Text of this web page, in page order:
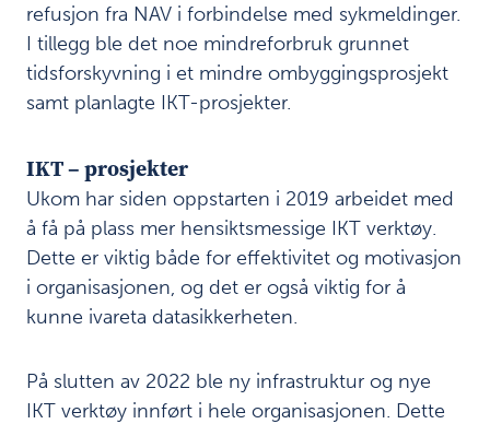
r
h
e
o
n
m
i
I
K
p
r
refusjon fra NAV i forbindelse med sykmeldinger.
I tillegg ble det noe mindreforbruk grunnet
tidsforskyvning i et mindre ombyggingsprosjekt
samt planlagte IKT-prosjekter.
IKT – prosjekter
Ukom har siden oppstarten i 2019 arbeidet med
å få på plass mer hensiktsmessige IKT verktøy.
Dette er viktig både for effektivitet og motivasjon
i organisasjonen, og det er også viktig for å
kunne ivareta datasikkerheten.
På slutten av 2022 ble ny infrastruktur og nye
IKT verktøy innført i hele organisasjonen. Dette